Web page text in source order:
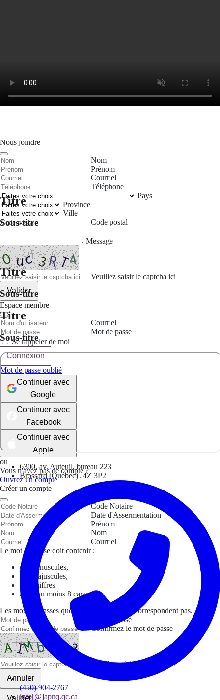
Titre
Sous-titre
Titre
Sous-titre
Titre
Sous-titre
6300, av. Auteuil, bureau 223
Brossard (Québec) J4Z 3P2
(450) 904-2767
info[@]apnq.qc.ca
Nous joindre
Nom
Prénom
Courriel
Téléphone
Pays
Province
Ville
Code postal
Message
Veuillez saisir le captcha ici
Valider
Espace membre
Courriel
Mot de passe
Se rappeler de moi
Connexion
Mot de passe oublié
Continuer avec
Google
Continuer avec
Facebook
Continuer avec
Apple
ou
Vous n'avez pas de compte ?
Ouvrez un compte
Créer un compte
Code Notaire
Date d'Assermentation
Prénom
Nom
Courriel
Le mot de passe doit contenir :
des minuscules,
des majuscules,
des chiffres
avoir au moins 8 caractères
Les mots de passes que vous avez saisis ne correspondent pas.
Mot de passe
Confirmez le mot de passe
Veuillez saisir le captcha ici
Annuler
Valider